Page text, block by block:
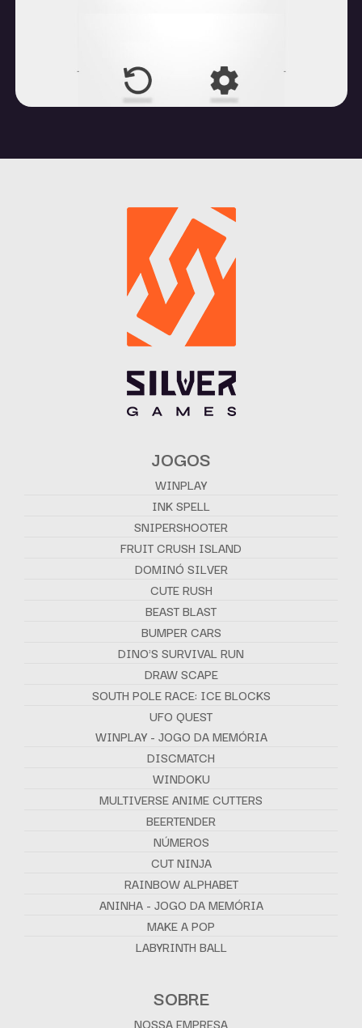
JOGOS
WINPLAY
INK SPELL
SNIPERSHOOTER
FRUIT CRUSH ISLAND
DOMINÓ SILVER
CUTE RUSH
BEAST BLAST
BUMPER CARS
DINO'S SURVIVAL RUN
DRAW SCAPE
SOUTH POLE RACE: ICE BLOCKS
UFO QUEST
WINPLAY - JOGO DA MEMÓRIA
DISCMATCH
WINDOKU
MULTIVERSE ANIME CUTTERS
BEERTENDER
NÚMEROS
CUT NINJA
RAINBOW ALPHABET
ANINHA - JOGO DA MEMÓRIA
MAKE A POP
LABYRINTH BALL
SOBRE
NOSSA EMPRESA